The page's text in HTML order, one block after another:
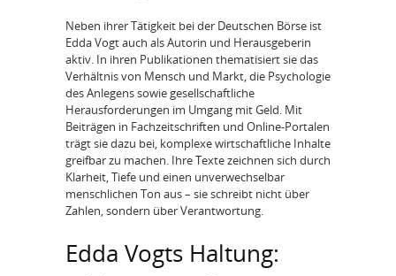
Neben ihrer Tätigkeit bei der Deutschen Börse ist
Edda Vogt auch als Autorin und Herausgeberin
aktiv. In ihren Publikationen thematisiert sie das
Verhältnis von Mensch und Markt, die Psychologie
des Anlegens sowie gesellschaftliche
Herausforderungen im Umgang mit Geld. Mit
Beiträgen in Fachzeitschriften und Online-Portalen
trägt sie dazu bei, komplexe wirtschaftliche Inhalte
greifbar zu machen. Ihre Texte zeichnen sich durch
Klarheit, Tiefe und einen unverwechselbar
menschlichen Ton aus – sie schreibt nicht über
Zahlen, sondern über Verantwortung.
Edda Vogts Haltung: